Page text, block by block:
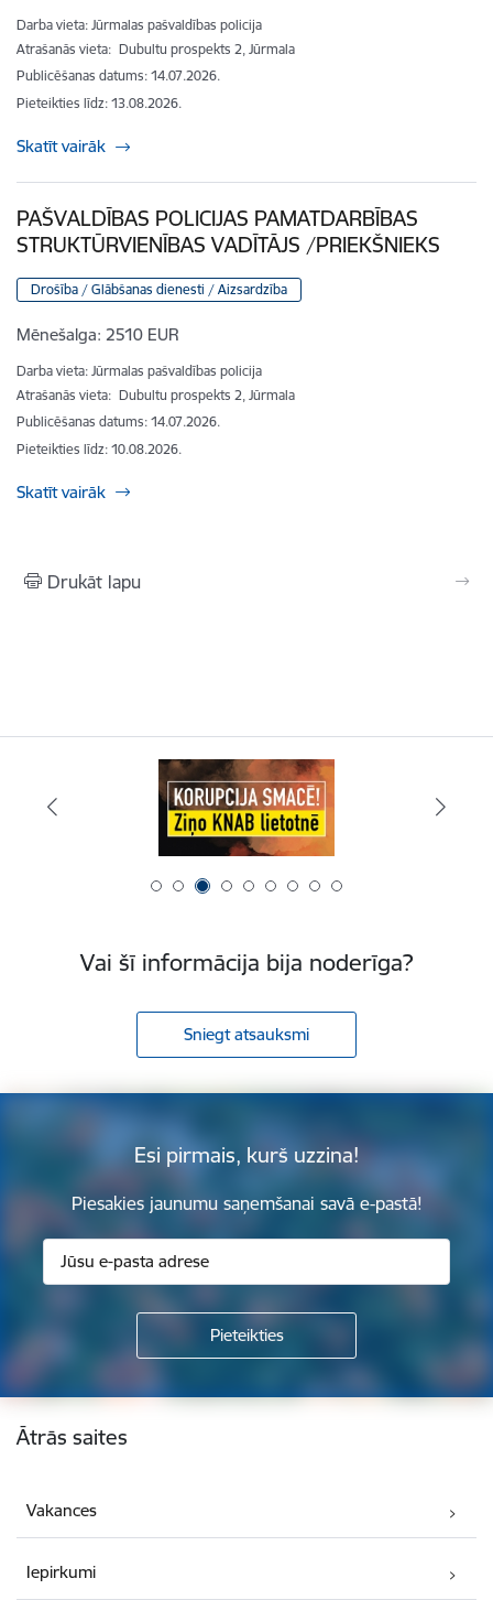
Darba vieta: Jūrmalas pašvaldības policija
Atrašanās vieta: Dubultu prospekts 2, Jūrmala
Publicēšanas datums: 14.07.2026.
Pieteikties līdz: 13.08.2026.
Skatīt vairāk
PAŠVALDĪBAS POLICIJAS PAMATDARBĪBAS
STRUKTŪRVIENĪBAS VADĪTĀJS /PRIEKŠNIEKS
Drošība / Glābšanas dienesti / Aizsardzība
Mēnešalga: 2510 EUR
Darba vieta: Jūrmalas pašvaldības policija
Atrašanās vieta: Dubultu prospekts 2, Jūrmala
Publicēšanas datums: 14.07.2026.
Pieteikties līdz: 10.08.2026.
Skatīt vairāk
Drukāt lapu
Vai šī informācija bija noderīga?
Sniegt atsauksmi
Esi pirmais, kurš uzzina!
Piesakies jaunumu saņemšanai savā e-pastā!
Kājene
Ātrās saites
Vakances
Iepirkumi